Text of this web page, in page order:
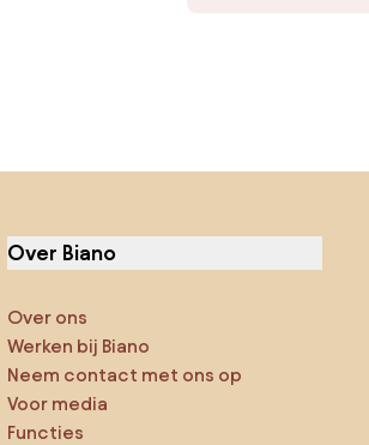
Over Biano
Over ons
Werken bij Biano
Neem contact met ons op
Voor media
Functies